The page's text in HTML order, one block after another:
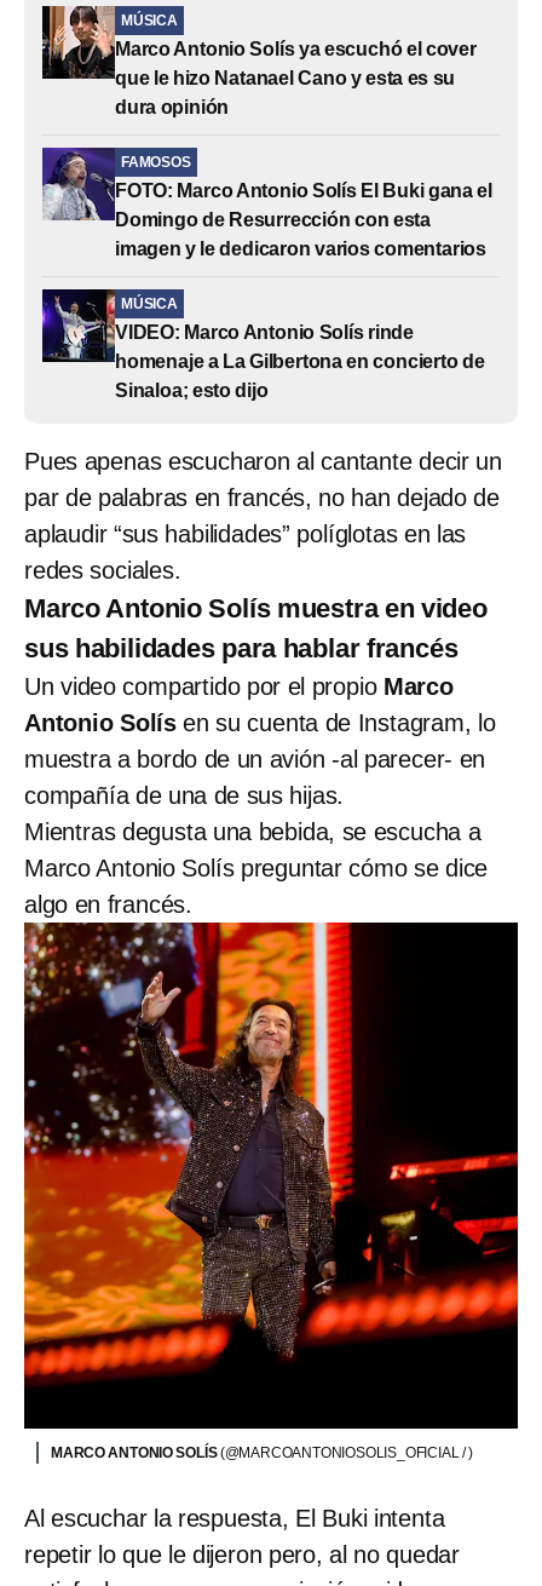
MÚSICA
Marco Antonio Solís ya escuchó el cover
que le hizo Natanael Cano y esta es su
dura opinión
FAMOSOS
FOTO: Marco Antonio Solís El Buki gana el
Domingo de Resurrección con esta
imagen y le dedicaron varios comentarios
MÚSICA
VIDEO: Marco Antonio Solís rinde
homenaje a La Gilbertona en concierto de
Sinaloa; esto dijo
Pues apenas escucharon al cantante decir un
par de palabras en francés, no han dejado de
aplaudir “sus habilidades” políglotas en las
redes sociales.
Marco Antonio Solís muestra en video
sus habilidades para hablar francés
Un video compartido por el propio Marco
Antonio Solísen su cuenta de Instagram, lo
muestra a bordo de un avión -al parecer- en
compañía de una de sus hijas.
Mientras degusta una bebida, se escucha a
Marco Antonio Solís preguntar cómo se dice
algo en francés.
MARCO ANTONIO SOLÍS(@MARCOANTONIOSOLIS_OFICIAL / )
Al escuchar la respuesta, El Buki intenta
repetir lo que le dijeron pero, al no quedar